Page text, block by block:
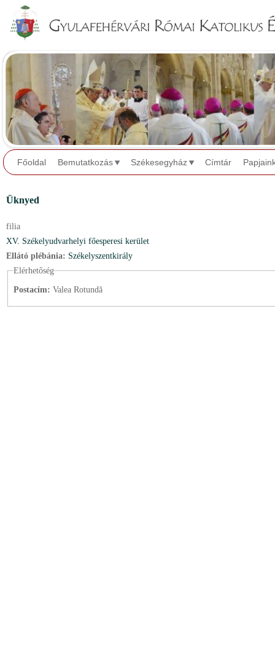
Főoldal Bemutatkozás Székesegyház Címtár
Üknyed
filia
XV. Székelyudvarhelyi főesperesi kerület
Ellátó plébánia: Székelyszentkirály
Elérhetőség
Postacím: Valea Rotundă